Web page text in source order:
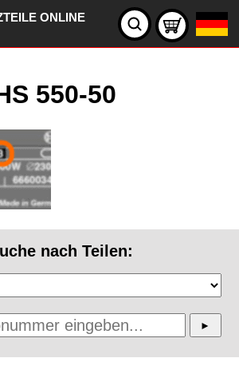
ONLINE
550-50
nach Teilen: